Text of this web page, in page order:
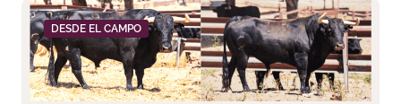
DESDE EL CAMPO